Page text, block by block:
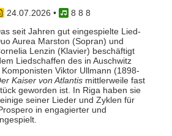
24.07.2026 •
8 8 8
seit Jahren gut eingespielte Lied-
Aurea Marston (Sopran) und
Lenzin (Klavier) beschäftigt
Liedschaffen des in Auschwitz
Viktor Ullmann (1898-
Kaiser von Atlantismittlerweile fast
geworden ist. In Riga haben sie
seiner Lieder und Zyklen für
in engagierter und